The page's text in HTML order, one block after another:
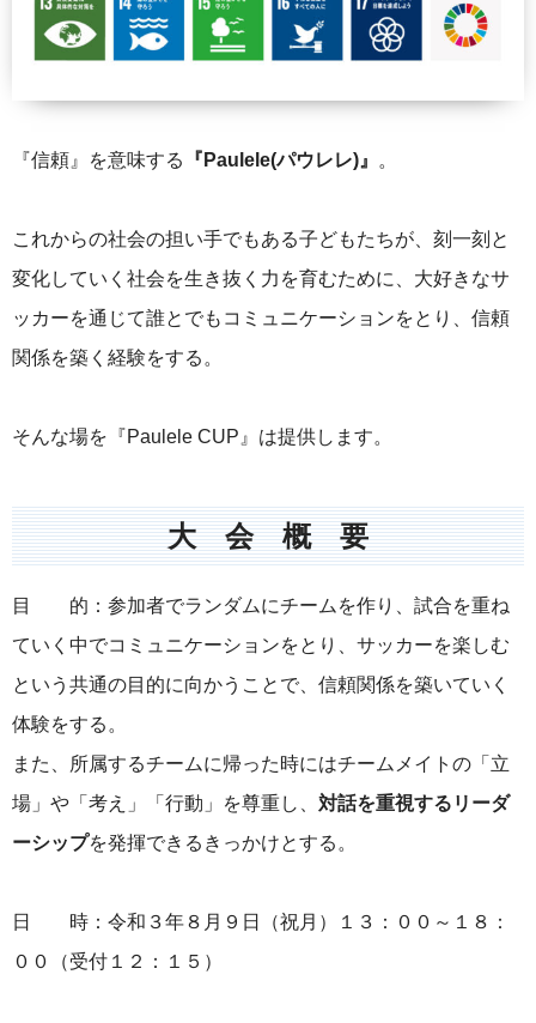
『信頼』を意味する 『Paulele(パウレレ)』 。
これからの社会の担い手でもある子どもたちが、刻一刻と
変化していく社会を生き抜く力を育むために、大好きなサ
ッカーを通じて誰とでもコミュニケーションをとり、信頼
関係を築く経験をする。
そんな場を『Paulele CUP』は提供します。
大 会 概 要
目 的：参加者でランダムにチームを作り、試合を重ね
ていく中でコミュニケーションをとり、サッカーを楽しむ
という共通の目的に向かうことで、信頼関係を築いていく
体験をする。
また、所属するチームに帰った時にはチームメイトの「立
場」や「考え」「行動」を尊重し、 対話を重視するリーダ
ーシップを発揮できるきっかけとする。
日 時：令和３年８月９日（祝月）１３：００～１８：
００（受付１２：１５）